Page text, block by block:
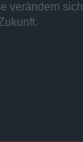
verändern